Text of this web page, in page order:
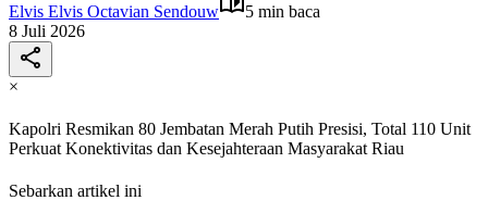
Elvis Elvis Octavian Sendouw
5 min baca
8 Juli 2026
×
Kapolri Resmikan 80 Jembatan Merah Putih Presisi, Total 110 Unit
Perkuat Konektivitas dan Kesejahteraan Masyarakat Riau
Sebarkan artikel ini